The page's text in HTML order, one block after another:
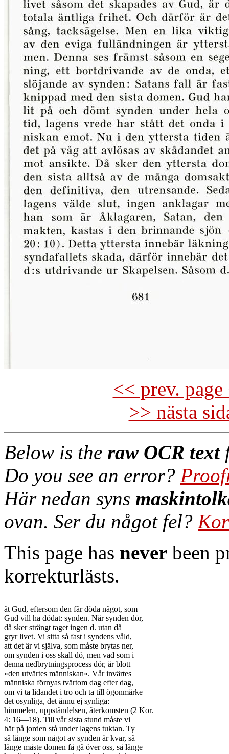
<< prev.
>> nästa
Below is the raw OCR text
Do you see an error?
Här nedan syns
ovan. Ser du något fel?
This page has never been
korrekturlästs.
åt Gud, eftersom den får döda något, som
Gud vill ha dödat: synden. När synden dör,
då sker strängt taget ingen d. utan då
gryr livet. Vi sitta så fast i syndens våld,
att det är vi själva, som måste brytas ner,
om synden i oss skall dö, men vad som i
denna nedbrytningsprocess dör, är blott
»den utvärtes människan». Vår invärtes
människa förnyas tvärtom dag efter dag,
om vi ta lidandet i tro och ta till ögonmärke
det osynliga, det ännu ej synliga:
himmelen, uppståndelsen, återkomsten (2 Kor.
4: 16—18). Till vår sista stund måste vi
här på jorden stå under lagens tuktan. Ty
så länge som något av synden är kvar, så
länge måste domen få gå över oss, så länge